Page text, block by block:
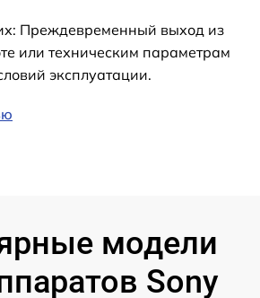
Преждевременный выход из
или техническим параметрам
эксплуатации.
модели
Sony